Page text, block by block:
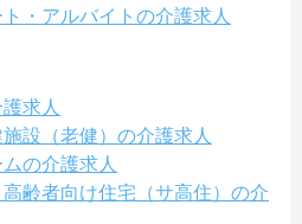
・アルバイトの介護求人
求人
設（老健）の介護求人
の介護求人
齢者向け住宅（サ高住）の介